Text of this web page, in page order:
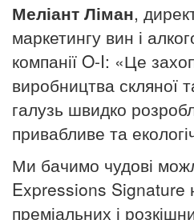
Меліант Ліман,
маркетингу вин і
компанії O-I: «Це
виробництва скляної
галузь швидко
привабливе та
Ми бачимо чудові
Expressions Signature
преміальних і